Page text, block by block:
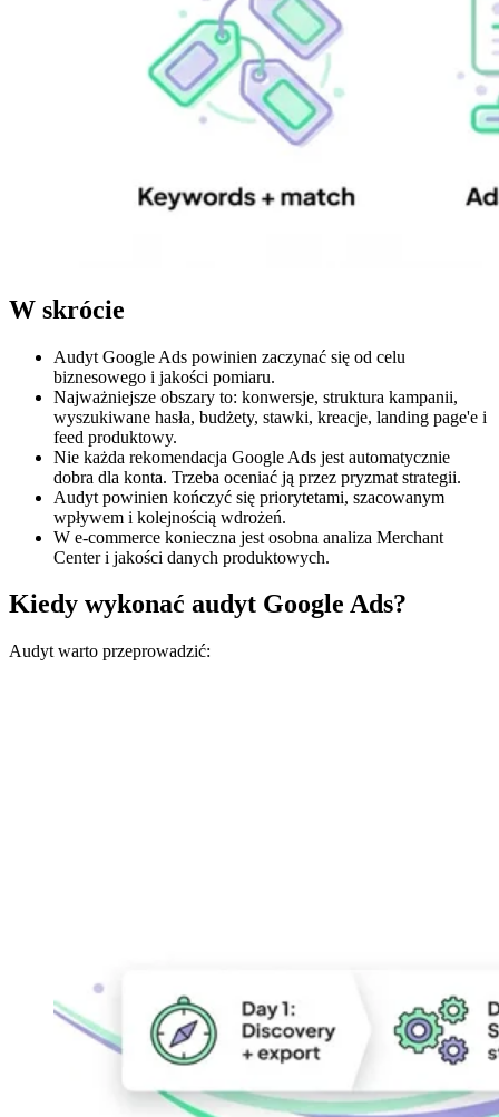
W skrócie
Audyt Google Ads powinien zaczynać się od celu
biznesowego i jakości pomiaru.
Najważniejsze obszary to: konwersje, struktura kampanii,
wyszukiwane hasła, budżety, stawki, kreacje, landing page'e i
feed produktowy.
Nie każda rekomendacja Google Ads jest automatycznie
dobra dla konta. Trzeba oceniać ją przez pryzmat strategii.
Audyt powinien kończyć się priorytetami, szacowanym
wpływem i kolejnością wdrożeń.
W e-commerce konieczna jest osobna analiza Merchant
Center i jakości danych produktowych.
Kiedy wykonać audyt Google Ads?
Audyt warto przeprowadzić: